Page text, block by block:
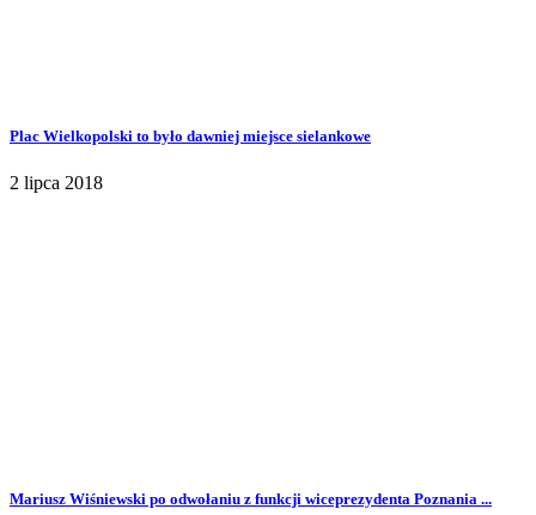
Plac Wielkopolski to było dawniej miejsce sielankowe
2 lipca 2018
Mariusz Wiśniewski po odwołaniu z funkcji wiceprezydenta Poznania ...